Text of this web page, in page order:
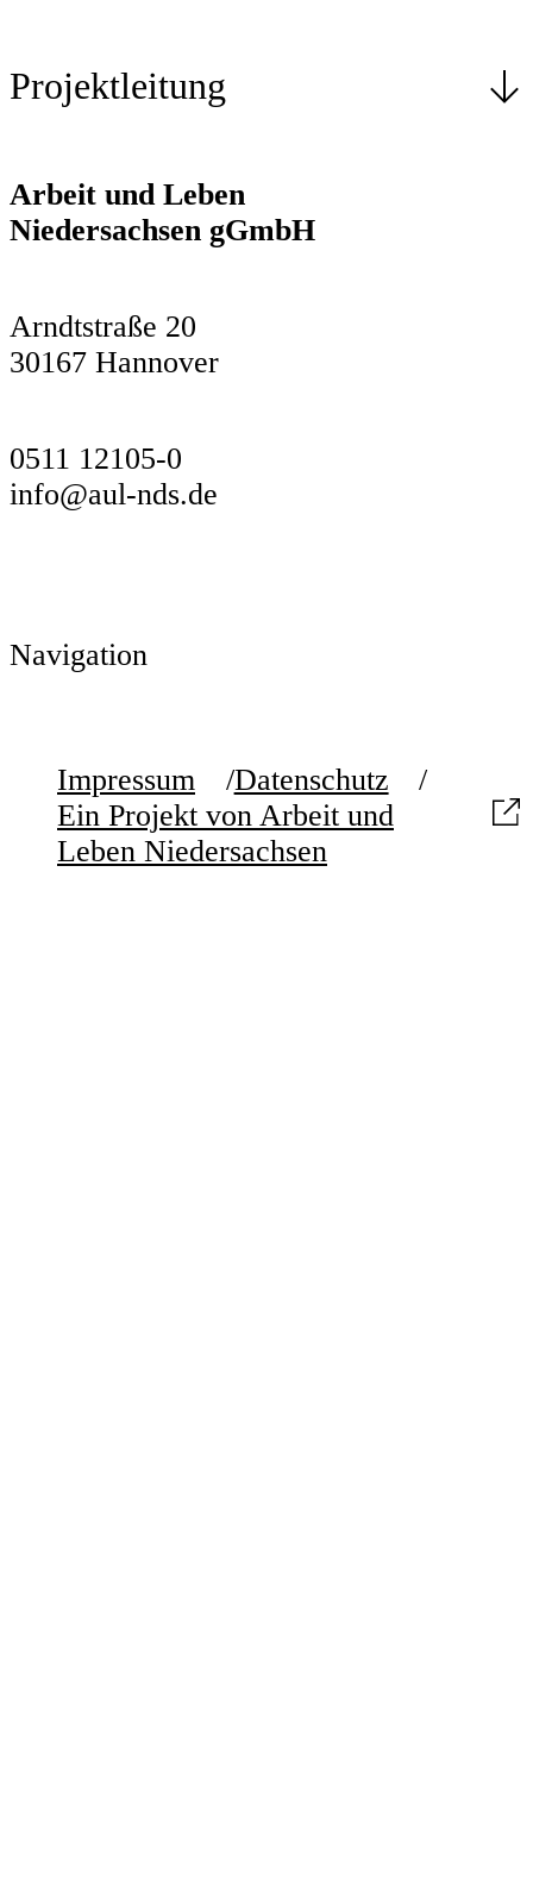
Projektleitung
Arbeit und Leben
Niedersachsen gGmbH
Arndtstraße 20
30167 Hannover
0511 12105-0
info@aul-nds.de
Navigation
Impressum
Datenschutz
Ein Projekt von Arbeit und
Leben Niedersachsen